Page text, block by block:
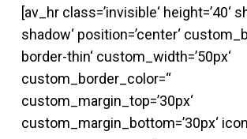
[av_hr class=’invisible‘ height=’40‘
shadow‘ position=’center‘
border-thin‘ custom_width=’50px‘
custom_border_color=“
custom_margin_top=’30px‘
custom_margin_bottom=’30px‘